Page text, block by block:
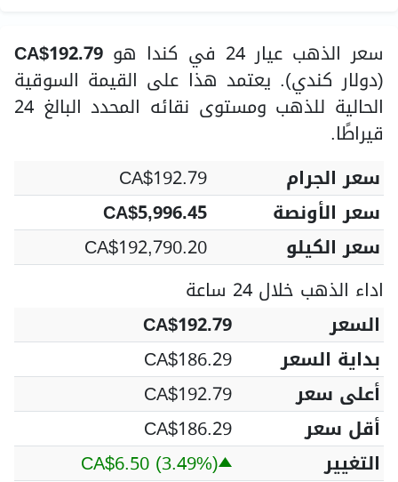
سعر الذهب عيار 24 في كندا هو CA$192.79
(دولار كندي). يعتمد هذا على القيمة السوقية
الحالية للذهب ومستوى نقائه المحدد البالغ 24
قيراطًا.
سعر الجرام
CA$192.79
سعر الأونصة
CA$5,996.45
سعر الكيلو
CA$192,790.20
اداء الذهب خلال 24 ساعة
السعر
CA$192.79
بداية السعر
CA$186.29
أعلى سعر
CA$192.79
أقل سعر
CA$186.29
التغيير
CA$6.50 (3.49%)